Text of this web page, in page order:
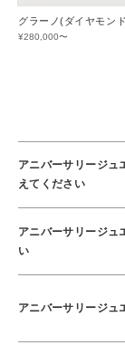
グラーノ(ダイヤモン
¥280,000〜
アニバーサリージュ
えてください
アニバーサリージュ
い
アニバーサリージュ